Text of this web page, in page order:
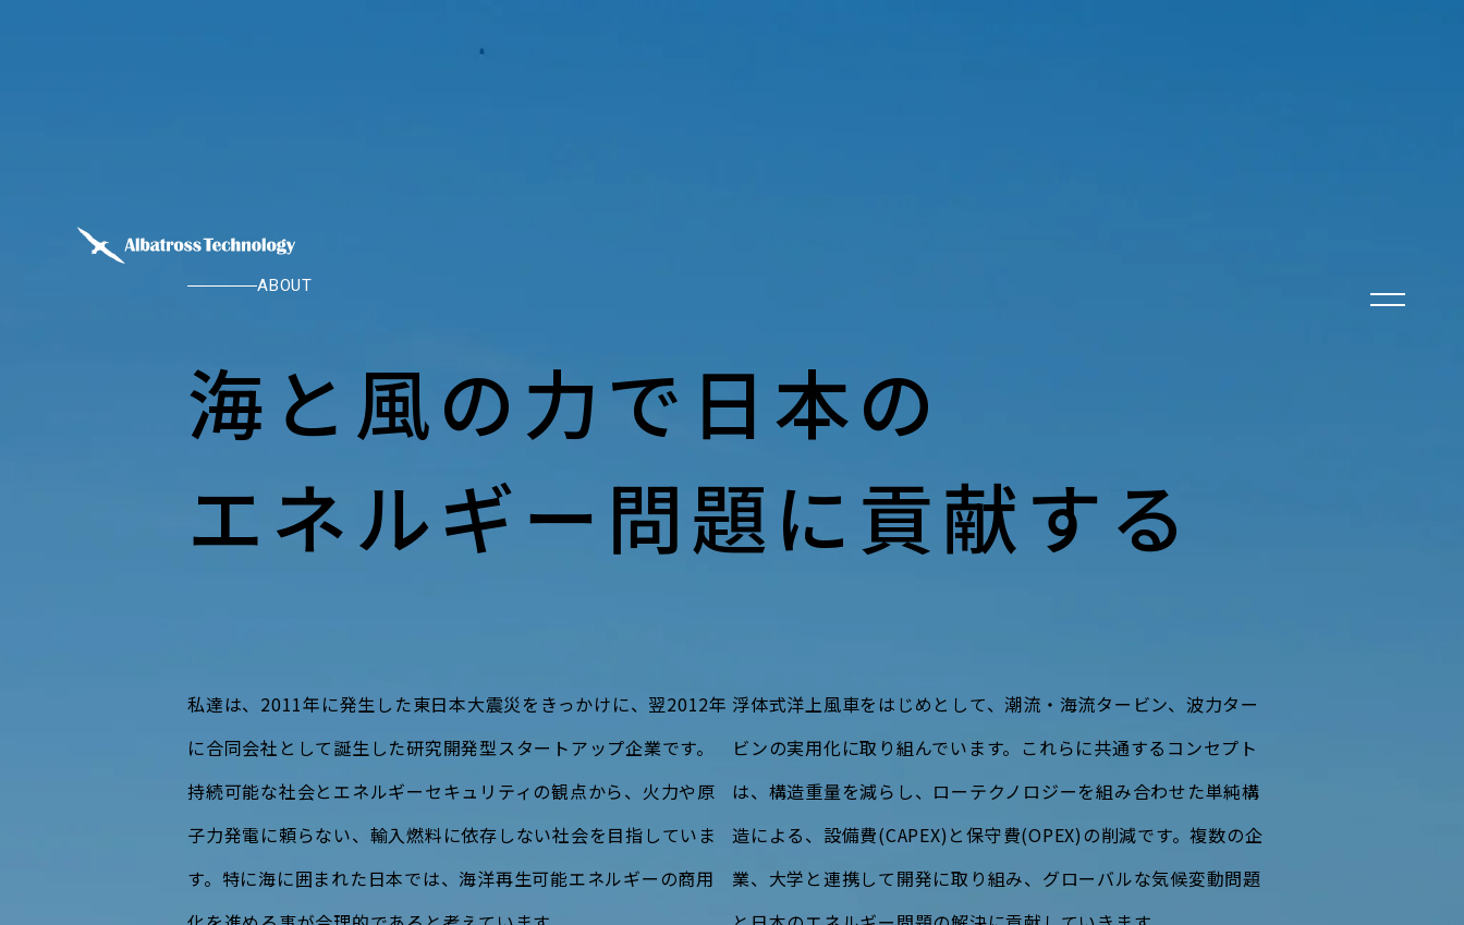
ABOUT
海と風の力で日本の
エネルギー問題に貢献する
私達は、2011年に発生した東日本大震災をきっかけに、翌2012年
に合同会社として誕生した研究開発型スタートアップ企業です。
持続可能な社会とエネルギーセキュリティの観点から、火力や原
子力発電に頼らない、輸入燃料に依存しない社会を目指していま
す。特に海に囲まれた日本では、海洋再生可能エネルギーの商用
浮体式洋上風車をはじめとして、潮流・海流タービン、波力ター
ビンの実用化に取り組んでいます。これらに共通するコンセプト
は、構造重量を減らし、ローテクノロジーを組み合わせた単純構
造による、設備費(CAPEX)と保守費(OPEX)の削減です。複数の企
業、大学と連携して開発に取り組み、グローバルな気候変動問題